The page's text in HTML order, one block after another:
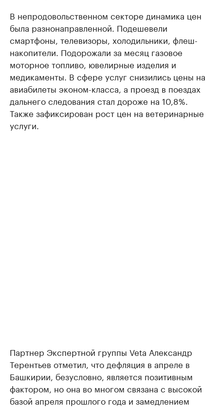
В непродовольственном секторе динамика цен
была разнонаправленной. Подешевели
смартфоны, телевизоры, холодильники, флеш-
накопители. Подорожали за месяц газовое
моторное топливо, ювелирные изделия и
медикаменты. В сфере услуг снизились цены на
авиабилеты эконом-класса, а проезд в поездах
дальнего следования стал дороже на 10,8%.
Также зафиксирован рост цен на ветеринарные
услуги.
Партнер Экспертной группы Veta Александр
Терентьев отметил, что дефляция в апреле в
Башкирии, безусловно, является позитивным
фактором, но она во многом связана с высокой
базой апреля прошлого года и замедлением